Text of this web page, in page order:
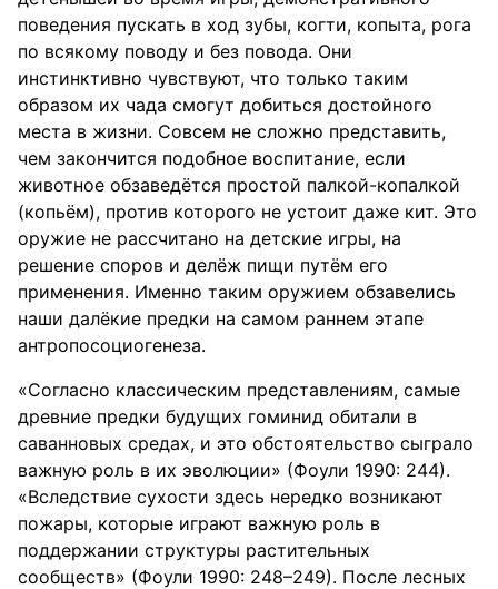
поведения пускать в ход зубы, когти, копыта, рога
по всякому поводу и без повода. Они
инстинктивно чувствуют, что только таким
образом их чада смогут добиться достойного
места в жизни. Совсем не сложно представить,
чем закончится подобное воспитание, если
животное обзаведётся простой палкой-копалкой
(копьём), против которого не устоит даже кит. Это
оружие не рассчитано на детские игры, на
решение споров и делёж пищи путём его
применения. Именно таким оружием обзавелись
наши далёкие предки на самом раннем этапе
антропосоциогенеза.
«Согласно классическим представлениям, самые
древние предки будущих гоминид обитали в
саванновых средах, и это обстоятельство сыграло
важную роль в их эволюции» (Фоули 1990: 244).
«Вследствие сухости здесь нередко возникают
пожары, которые играют важную роль в
поддержании структуры растительных
сообществ» (Фоули 1990: 248–249). После лесных